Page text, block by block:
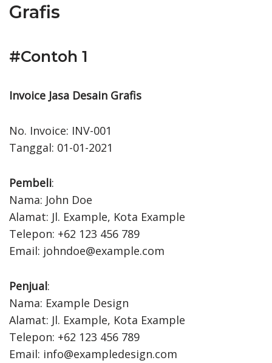
Grafis
#Contoh 1
Invoice Jasa Desain Grafis
No. Invoice: INV-001
Tanggal: 01-01-2021
Pembeli:
Nama: John Doe
Alamat: Jl. Example, Kota Example
Telepon: +62 123 456 789
Email: johndoe@example.com
Penjual:
Nama: Example Design
Alamat: Jl. Example, Kota Example
Telepon: +62 123 456 789
Email: info@exampledesign.com